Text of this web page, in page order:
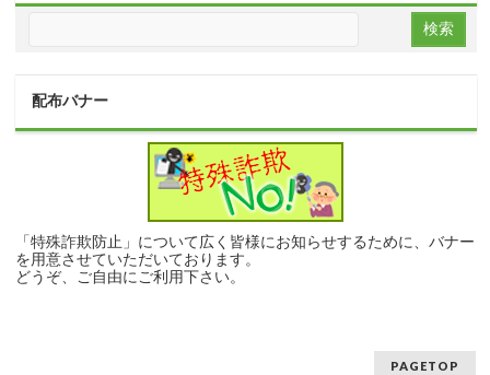
配布バナー
「特殊詐欺防止」について広く皆様にお知らせするために、バナー
を用意させていただいております。
どうぞ、ご自由にご利用下さい。
PAGETOP